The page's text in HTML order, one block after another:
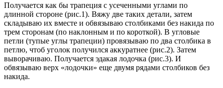
Получается как бы трапеция с усеченными углами по
длинной стороне (рис.1). Вяжу две таких детали, затем
складываю их вместе и обвязываю столбиками без накида по
трем сторонам (по наклонным и по короткой). В угловые
петли (тупые углы трапеции) провязываю по два столбика в
петлю, чтоб уголок получился аккуратнее (рис.2). Затем
выворачиваю. Получается эдакая лодочка (рис.3). И
обвязываю верх «лодочки» еще двумя рядами столбиков без
накида.